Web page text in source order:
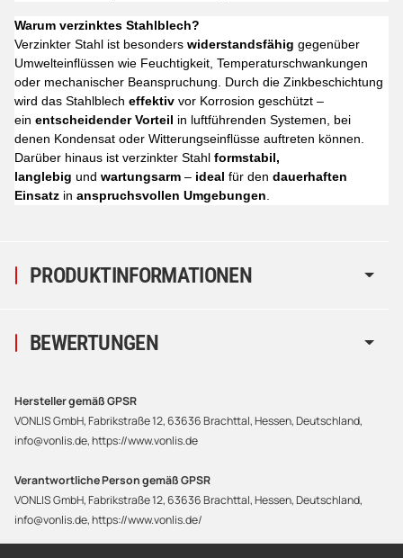
PRODUKTINFORMATIONEN
Warum verzinktes Stahlblech?
Verzinkter Stahl ist besonders widerstandsfähig gegenüber
Umwelteinflüssen wie Feuchtigkeit, Temperaturschwankungen
oder mechanischer Beanspruchung. Durch die Zinkbeschichtung
wird das Stahlblech effektiv vor Korrosion geschützt –
ein entscheidender Vorteil in luftführenden Systemen, bei
denen Kondensat oder Witterungseinflüsse auftreten können.
Darüber hinaus ist verzinkter Stahl formstabil,
langlebig und wartungsarm – ideal für den dauerhaften
Einsatz in anspruchsvollen Umgebungen
BEWERTUNGEN
Hersteller gemäß GPSR
VONLIS GmbH, Fabrikstraße 12, 63636 Brachttal, Hessen, Deutschland,
info@vonlis.de, https://www.vonlis.de
Verantwortliche Person gemäß GPSR
VONLIS GmbH, Fabrikstraße 12, 63636 Brachttal, Hessen, Deutschland,
info@vonlis.de, https://www.vonlis.de/